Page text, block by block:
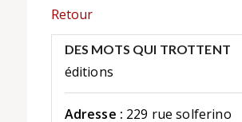
Retour
DES MOTS QUI TROTTENT
éditions
Adresse : 229 rue solferino